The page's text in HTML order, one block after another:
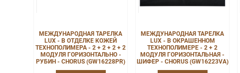
МЕЖДУНАРОДНАЯ ТАРЕЛКА
LUX - В ОТДЕЛКЕ КОЖЕЙ
ТЕХНОПОЛИМЕРА - 2 + 2 + 2 + 2
МОДУЛЯ ГОРИЗОНТАЛЬНО -
РУБИН - CHORUS (GW16228PR)
МЕЖДУНАРОДНАЯ ТАРЕЛКА
LUX - В ОКРАШЕННОМ
ТЕХНОПОЛИМЕРЕ - 2 + 2
МОДУЛЯ ГОРИЗОНТАЛЬНАЯ -
ШИФЕР - CHORUS (GW16223VA)